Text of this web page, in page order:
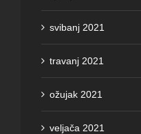
svibanj 2021
travanj 2021
ožujak 2021
veljača 2021